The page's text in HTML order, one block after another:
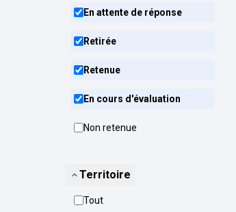
En attente de réponse
Retirée
Retenue
En cours d'évaluation
Non retenue
Territoire
Tout